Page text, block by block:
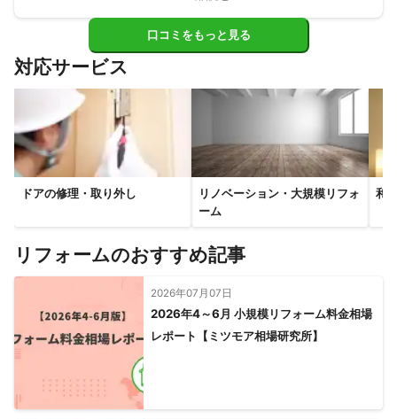
お願いして良かったです。
口コミをもっと見る
対応サービス
ドアの修理・取り外し
リノベーション・大規模リフォ
ーム
和
リフォームのおすすめ記事
2026年07月07日
2026年4～6月 小規模リフォーム料金相場
レポート【ミツモア相場研究所】